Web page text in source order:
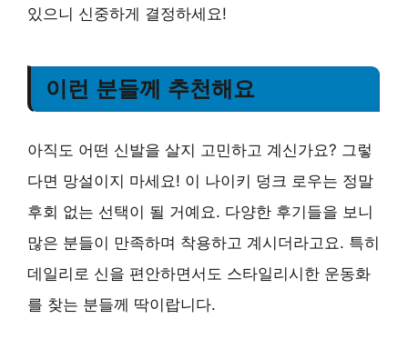
있으니 신중하게 결정하세요!
이런 분들께 추천해요
아직도 어떤 신발을 살지 고민하고 계신가요? 그렇
다면 망설이지 마세요! 이 나이키 덩크 로우는 정말
후회 없는 선택이 될 거예요. 다양한 후기들을 보니
많은 분들이 만족하며 착용하고 계시더라고요. 특히
데일리로 신을 편안하면서도 스타일리시한 운동화
를 찾는 분들께 딱이랍니다.